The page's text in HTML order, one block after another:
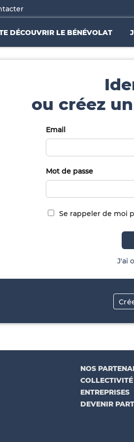
DÉCOUVRIR LE BÉNÉVOLAT
ou créez
Email
Mot de passe
Se rappeler de moi
J'ai
NOS
ENTREPRISES
DEVENIR